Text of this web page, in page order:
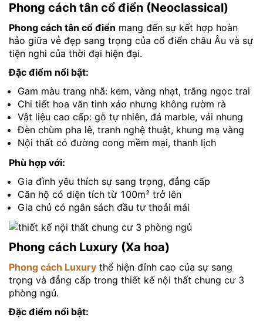
Phong cách tân cổ điển (Neoclassical)
Phong cách tân cổ điển mang đến sự kết hợp hoàn
hảo giữa vẻ đẹp sang trọng của cổ điển châu Âu và sự
tiện nghi của thời đại hiện đại.
Đặc điểm nổi bật:
Gam màu trang nhã: kem, vàng nhạt, trắng ngọc trai
Chi tiết hoa văn tinh xảo nhưng không rườm rà
Vật liệu cao cấp: gỗ tự nhiên, đá marble, vải nhung
Đèn chùm pha lê, tranh nghệ thuật, khung mạ vàng
Nội thất có đường cong mềm mại, thanh lịch
Phù hợp với:
Gia đình yêu thích sự sang trọng, đẳng cấp
Căn hộ có diện tích từ 100m² trở lên
Gia chủ có ngân sách đầu tư thoải mái
Phong cách Luxury (Xa hoa)
Phong cách Luxury thể hiện đỉnh cao của sự sang
trọng và đẳng cấp trong thiết kế nội thất chung cư 3
phòng ngủ.
Đặc điểm nổi bật: